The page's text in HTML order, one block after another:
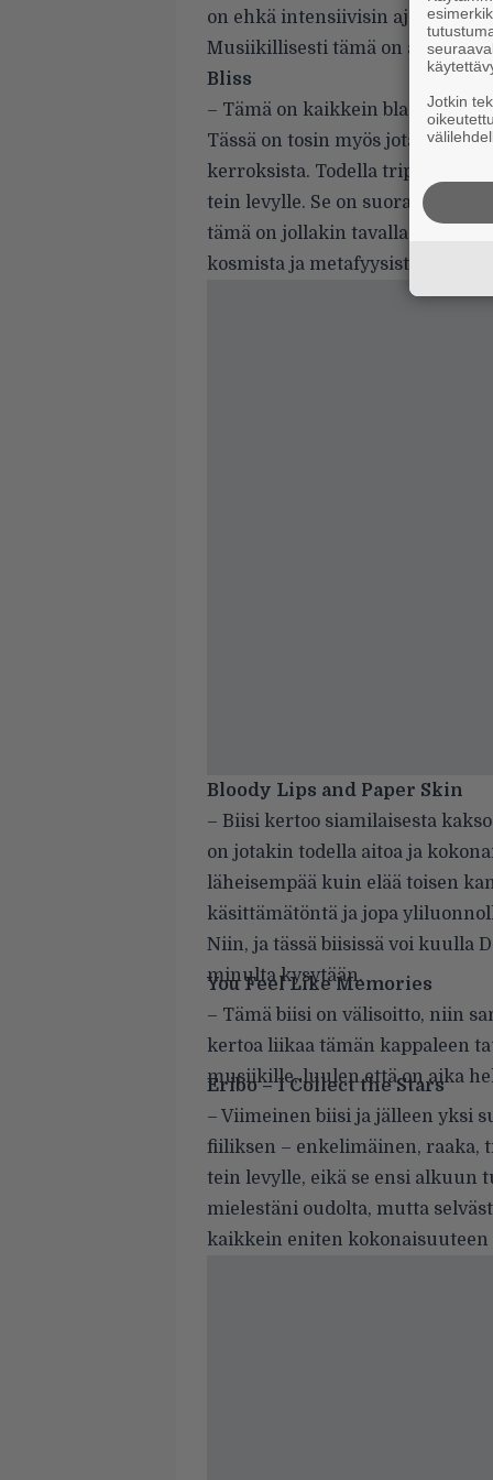
on ehkä intensiivisin ajatus
Musiikillisesti tämä on aika
Bliss
– Tämä on kaikkein black
Tässä on tosin myös jotakin
kerroksista. Todella trippailevaa
tein levylle. Se on suora, raaka
tämä on jollakin tavalla vähän
kosmista ja metafyysistä
Bloody Lips and Paper Skin
– Biisi kertoo siamilaisesta
on jotakin todella aitoa ja
läheisempää kuin elää toisen
käsittämätöntä ja jopa
Niin, ja tässä biisissä voi kuulla
minulta kysytään.
You Feel Like Memories
– Tämä biisi on välisoitto, niin
kertoa liikaa tämän kappaleen
musiikille, luulen että on aika
Eribo – I Collect the Stars
– Viimeinen biisi ja jälleen yksi
fiiliksen – enkelimäinen, raaka,
tein levylle, eikä se ensi alkuun
mielestäni oudolta, mutta
kaikkein eniten
Jotkin